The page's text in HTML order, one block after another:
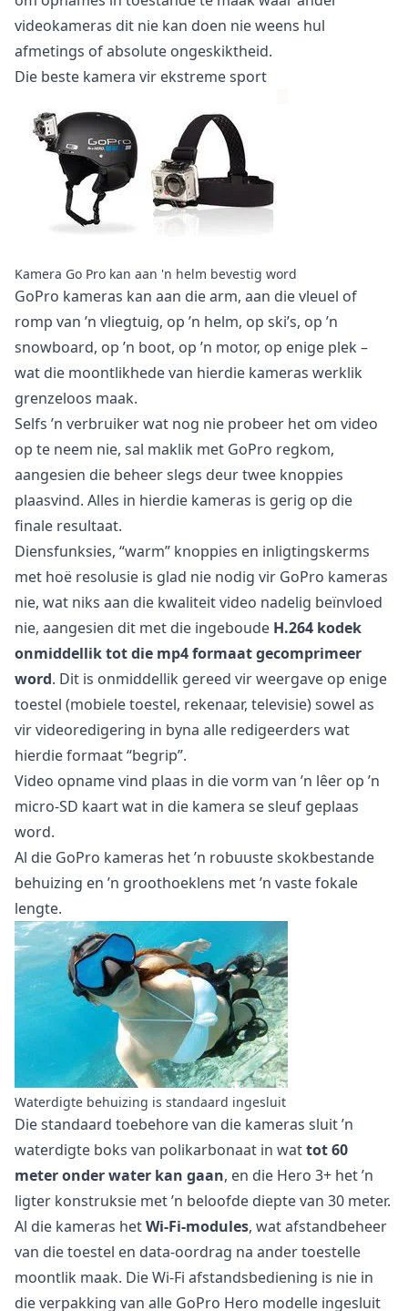
videokameras dit nie kan doen nie weens hul
afmetings of absolute ongeskiktheid.
Die beste kamera vir ekstreme sport
Kamera Go Pro kan aan 'n helm bevestig word
GoPro kameras kan aan die arm, aan die vleuel of
romp van ’n vliegtuig, op ’n helm, op ski’s, op ’n
snowboard, op ’n boot, op ’n motor, op enige plek –
wat die moontlikhede van hierdie kameras werklik
grenzeloos maak.
Selfs ’n verbruiker wat nog nie probeer het om video
op te neem nie, sal maklik met GoPro regkom,
aangesien die beheer slegs deur twee knoppies
plaasvind. Alles in hierdie kameras is gerig op die
finale resultaat.
Diensfunksies, “warm” knoppies en inligtingskerms
met hoë resolusie is glad nie nodig vir GoPro kameras
nie, wat niks aan die kwaliteit video nadelig beïnvloed
nie, aangesien dit met die ingeboude H.264 kodek
onmiddellik tot die mp4 formaat gecomprimeer
word. Dit is onmiddellik gereed vir weergave op enige
toestel (mobiele toestel, rekenaar, televisie) sowel as
vir videoredigering in byna alle redigeerders wat
hierdie formaat “begrip”.
Video opname vind plaas in die vorm van ’n lêer op ’n
micro-SD kaart wat in die kamera se sleuf geplaas
word.
Al die GoPro kameras het ’n robuuste skokbestande
behuizing en ’n groothoeklens met ’n vaste fokale
lengte.
Waterdigte behuizing is standaard ingesluit
Die standaard toebehore van die kameras sluit ’n
waterdigte boks van polikarbonaat in wattot 60
meter onder water kan gaan, en die Hero 3+ het ’n
ligter konstruksie met ’n beloofde diepte van 30 meter.
Al die kameras hetWi-Fi-modules, wat afstandbeheer
van die toestel en data-oordrag na ander toestelle
moontlik maak. Die Wi-Fi afstandsbediening is nie in
die verpakking van alle GoPro Hero modelle ingesluit